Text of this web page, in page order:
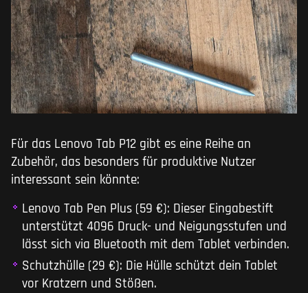
Für das Lenovo Tab P12 gibt es eine Reihe an
Zubehör, das besonders für produktive Nutzer
interessant sein könnte:
Lenovo Tab Pen Plus (59 €): Dieser Eingabestift
unterstützt 4096 Druck- und Neigungsstufen und
lässt sich via Bluetooth mit dem Tablet verbinden.
Schutzhülle (29 €): Die Hülle schützt dein Tablet
vor Kratzern und Stößen.